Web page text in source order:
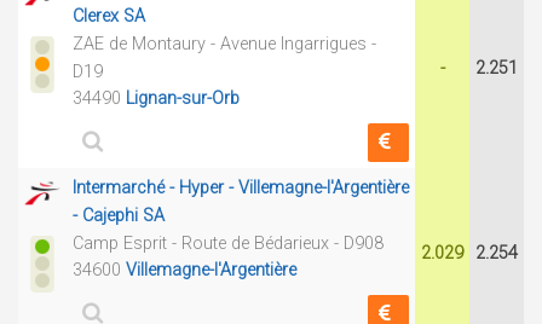
Clerex SA
ZAE de Montaury - Avenue Ingarrigues -
D19
34490 Lignan-sur-Orb
- 2.251
Intermarché - Hyper - Villemagne-l'Argentière
- Cajephi SA
Camp Esprit - Route de Bédarieux - D908
34600 Villemagne-l'Argentière
2.029 2.254